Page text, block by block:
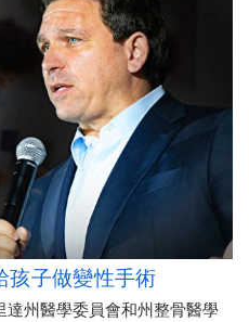
孩子做變性手術
州醫學委員會和州整骨醫學